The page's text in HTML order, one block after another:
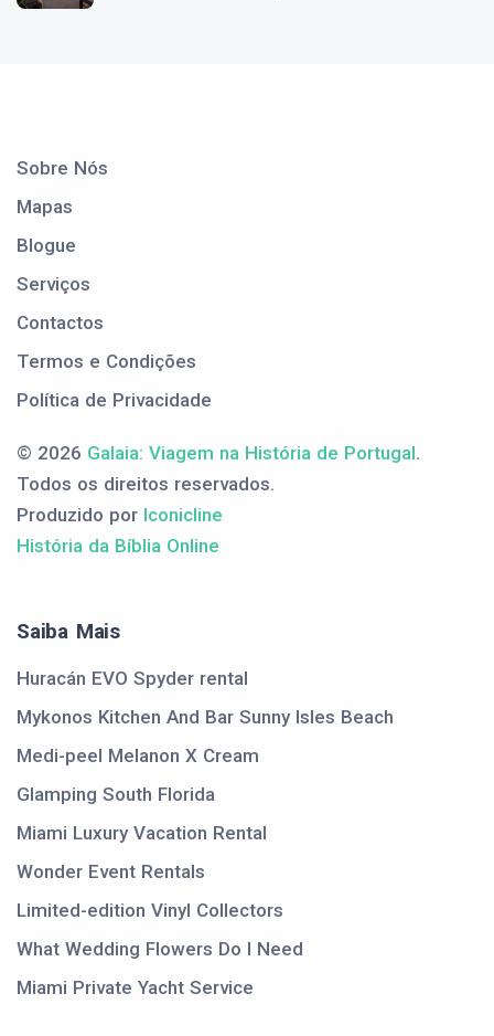
Sobre Nós
Mapas
Blogue
Serviços
Contactos
Termos e Condições
Política de Privacidade
© 2026 Galaia: Viagem na História de Portugal.
Todos os direitos reservados.
Produzido por Iconicline
História da Bíblia Online
Saiba Mais
Huracán EVO Spyder rental
Mykonos Kitchen And Bar Sunny Isles Beach
Medi-peel Melanon X Cream
Glamping South Florida
Miami Luxury Vacation Rental
Wonder Event Rentals
Limited-edition Vinyl Collectors
What Wedding Flowers Do I Need
Miami Private Yacht Service